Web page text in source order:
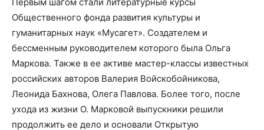
Общественного фонда развития культуры и
гуманитарных наук «Мусагет». Создателем и
бессменным руководителем которого была Ольга
Маркова. Также в ее активе мастер-классы известных
российских авторов Валерия Войскобойникова,
Леонида Бахнова, Олега Павлова. Более того, после
ухода из жизни О. Марковой выпускники решили
продолжить ее дело и основали Открытую